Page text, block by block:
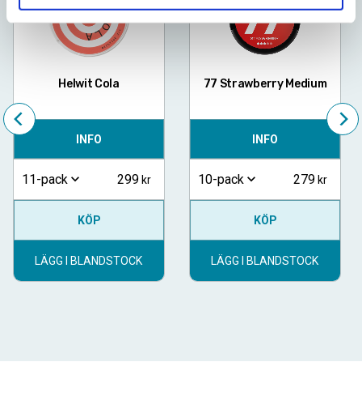
Helwit Cola
INFO
11-pack 299
KÖP
LÄGG I BLANDSTOCK
77 Strawberry Medium
INFO
10-pack 279
KÖP
LÄGG I BLANDSTOCK